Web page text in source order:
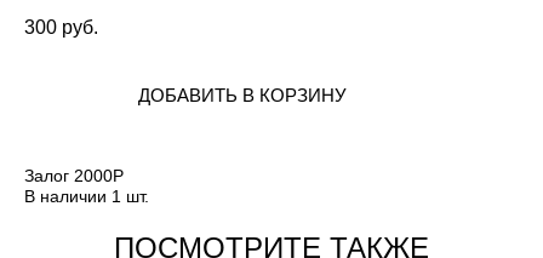
300 pуб.
ДОБАВИТЬ В КОРЗИНУ
Залог 2000Р
В наличии 1 шт.
ПОСМОТРИТЕ ТАКЖЕ